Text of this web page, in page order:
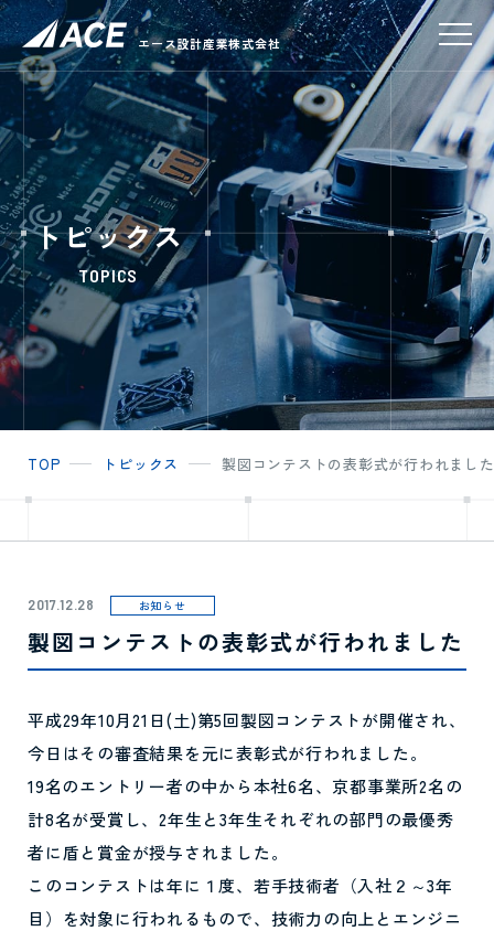
エース設計産業株式会社
トピックス
TOPICS
TOP トピックス 製図コンテストの表彰式が行われました
2017.12.28 お知らせ
製図コンテストの表彰式が行われました
平成29年10月21日(土)第5回製図コンテストが開催され、
今日はその審査結果を元に表彰式が行われました。
19名のエントリー者の中から本社6名、京都事業所2名の
計8名が受賞し、2年生と3年生それぞれの部門の最優秀
者に盾と賞金が授与されました。
このコンテストは年に１度、若手技術者（入社２～3年
目）を対象に行われるもので、技術力の向上とエンジニ